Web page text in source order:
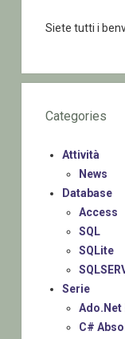
Siete tutti i
Categories
Attività
News
Database
Access
SQL
SQLite
Serie
Ado.Net
C#